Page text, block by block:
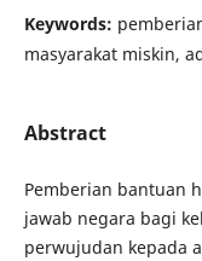
Keywords:
masyarakat miskin,
Abstract
Pemberian bantuan
jawab negara bagi
perwujudan kepada